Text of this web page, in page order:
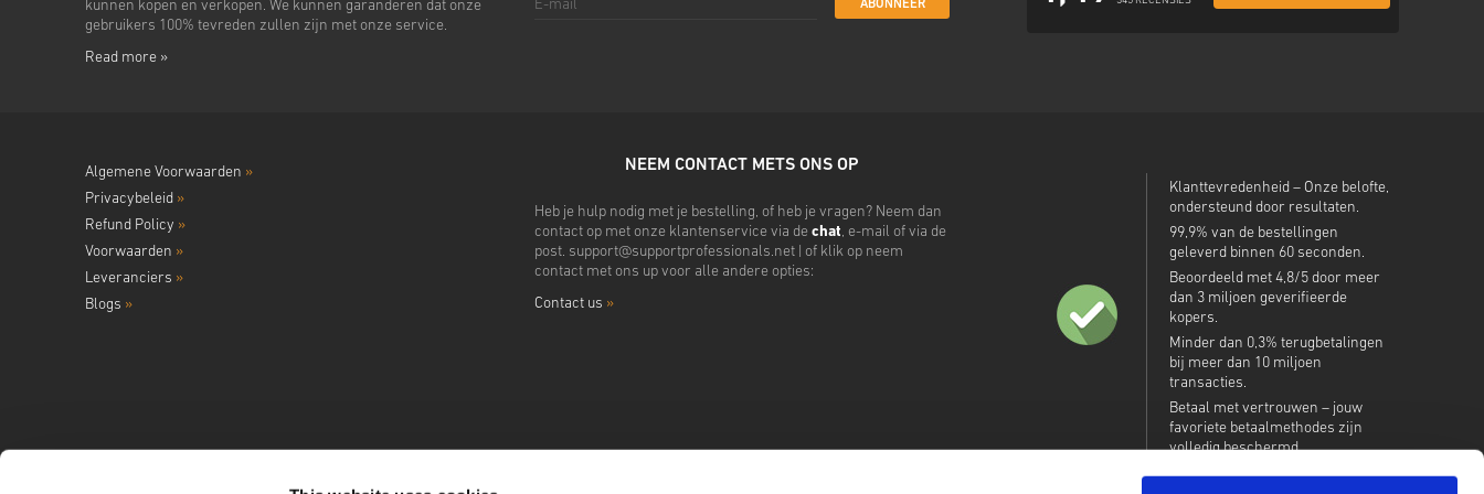
kunnen kopen en verkopen. We kunnen garanderen dat onze
gebruikers 100% tevreden zullen zijn met onze service.
Read more »
ABONNEER
Algemene Voorwaarden »
Privacybeleid »
Refund Policy »
Voorwaarden »
Leveranciers »
Blogs »
NEEM CONTACT METS ONS OP
Heb je hulp nodig met je bestelling, of heb je vragen? Neem dan
contact op met onze klantenservice via de chat, e-mail of via de
post. support@supportprofessionals.net| of klik op neem
contact met ons up voor alle andere opties:
Contact us »
Klanttevredenheid – Onze belofte,
ondersteund door resultaten.
99,9% van de bestellingen
geleverd binnen 60 seconden.
Beoordeeld met 4,8/5 door meer
dan 3 miljoen geverifieerde
kopers.
Minder dan 0,3% terugbetalingen
bij meer dan 10 miljoen
transacties.
Betaal met vertrouwen – jouw
favoriete betaalmethodes zijn
volledig beschermd.